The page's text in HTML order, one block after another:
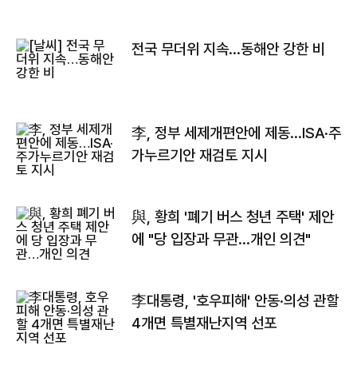
전국 무더위 지속…동해안 강한 비
李, 정부 세제개편안에 제동…ISA·주
가누르기안 재검토 지시
與, 황희 '폐기 버스 청년 주택' 제안
에 "당 입장과 무관…개인 의견"
李대통령, '호우피해' 안동·의성 관할
4개면 특별재난지역 선포